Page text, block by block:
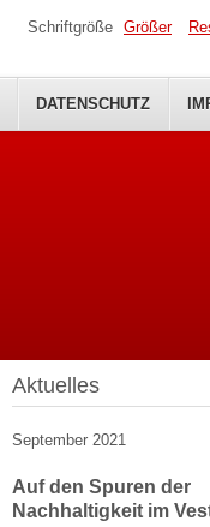
DATENSCHUTZ
Schriftgröße Größer
Aktuelles
September 2021
Auf den Spuren der
Nachhaltigkeit im